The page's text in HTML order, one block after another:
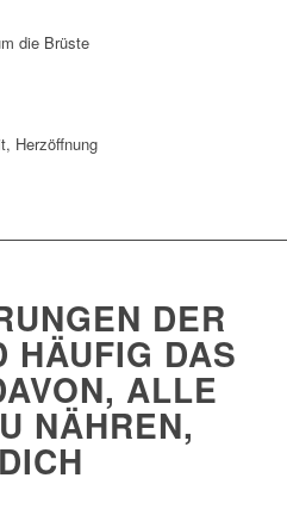
die Brüste
DER
HÄUFIG DAS
ALLE
NÄHREN,